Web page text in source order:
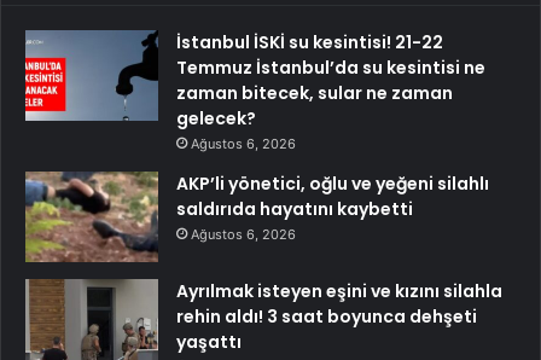
İstanbul İSKİ su kesintisi! 21-22
Temmuz İstanbul’da su kesintisi ne
zaman bitecek, sular ne zaman
gelecek?
Ağustos 6, 2026
AKP’li yönetici, oğlu ve yeğeni silahlı
saldırıda hayatını kaybetti
Ağustos 6, 2026
Ayrılmak isteyen eşini ve kızını silahla
rehin aldı! 3 saat boyunca dehşeti
yaşattı